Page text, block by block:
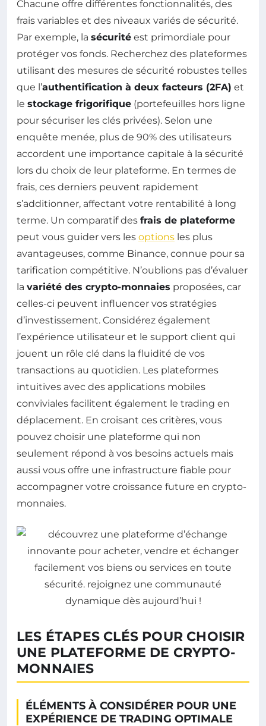
Chacune offre différentes fonctionnalités, des
frais variables et des niveaux variés de sécurité.
Par exemple, la sécurité est primordiale pour
protéger vos fonds. Recherchez des plateformes
utilisant des mesures de sécurité robustes telles
que l’authentification à deux facteurs (2FA) et
le stockage frigorifique (portefeuilles hors ligne
pour sécuriser les clés privées). Selon une
enquête menée, plus de 90% des utilisateurs
accordent une importance capitale à la sécurité
lors du choix de leur plateforme. En termes de
frais, ces derniers peuvent rapidement
s’additionner, affectant votre rentabilité à long
terme. Un comparatif des frais de plateforme
peut vous guider vers les options les plus
avantageuses, comme Binance, connue pour sa
tarification compétitive. N’oublions pas d’évaluer
la variété des crypto-monnaies proposées, car
celles-ci peuvent influencer vos stratégies
d’investissement. Considérez également
l’expérience utilisateur et le support client qui
jouent un rôle clé dans la fluidité de vos
transactions au quotidien. Les plateformes
intuitives avec des applications mobiles
conviviales facilitent également le trading en
déplacement. En croisant ces critères, vous
pouvez choisir une plateforme qui non
seulement répond à vos besoins actuels mais
aussi vous offre une infrastructure fiable pour
accompagner votre croissance future en crypto-
monnaies.
LES ÉTAPES CLÉS POUR CHOISIR
UNE PLATEFORME DE CRYPTO-
MONNAIES
ÉLÉMENTS À CONSIDÉRER POUR UNE
EXPÉRIENCE DE TRADING OPTIMALE